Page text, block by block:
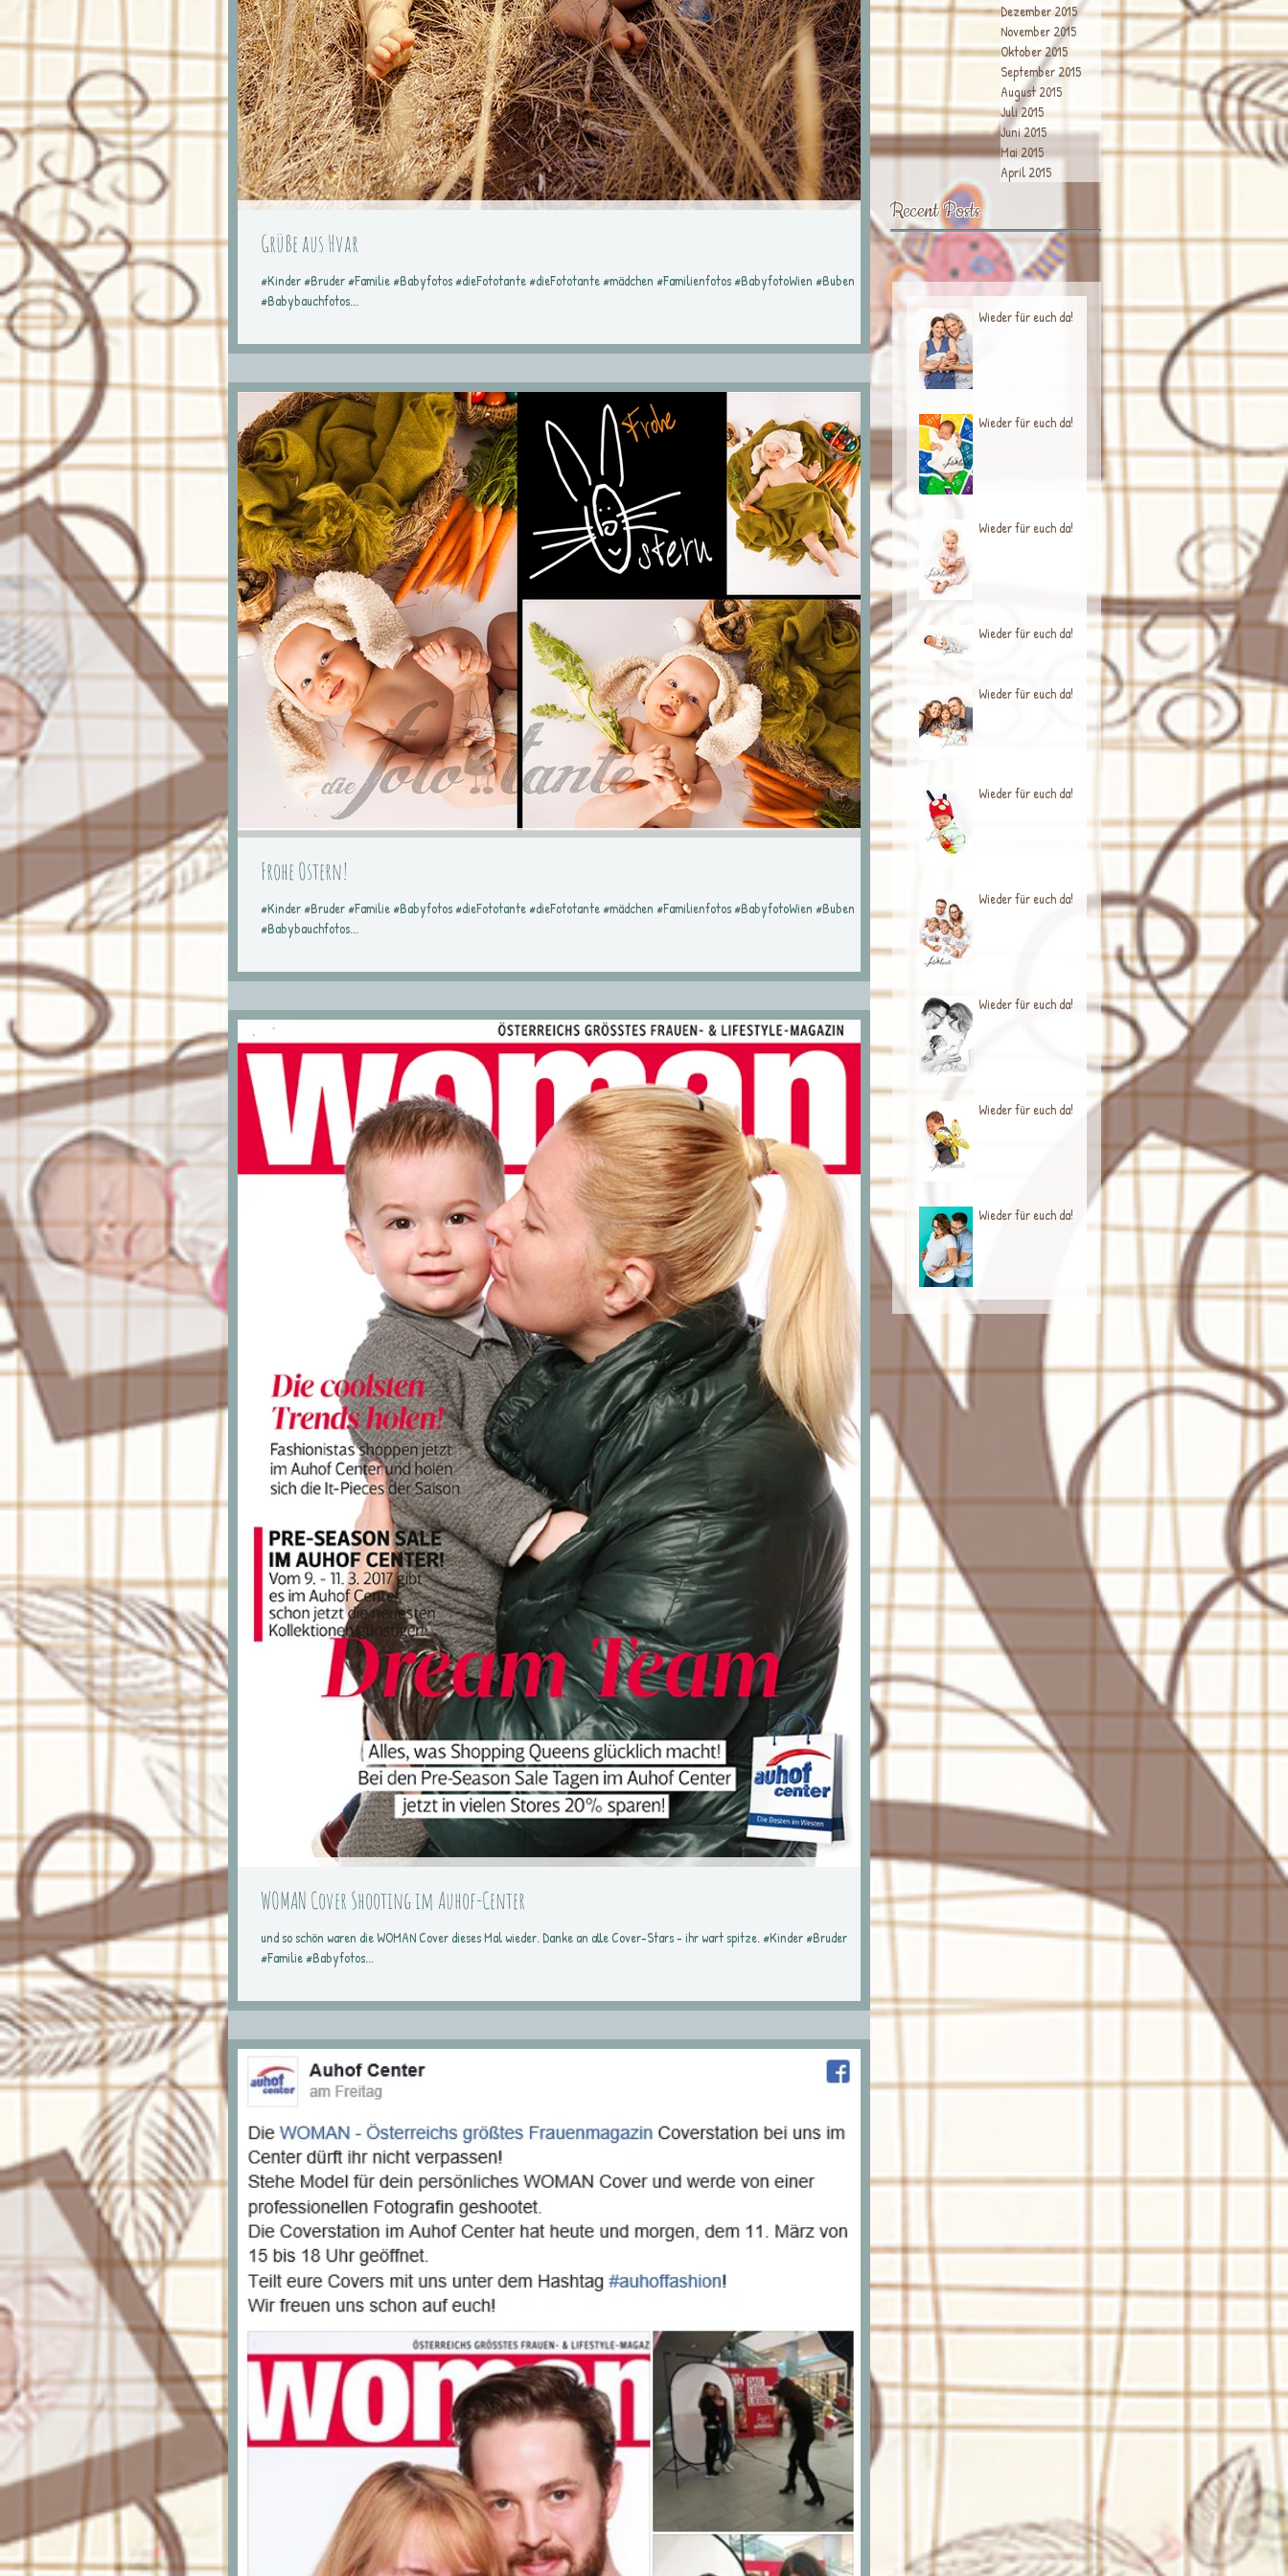
Grüße aus Hvar
#Kinder #Bruder #Familie #Babyfotos #dieFototante #dieFototante #mädchen #Familienfotos #BabyfotoWien #Buben
#Babybauchfotos...
Frohe Ostern!
#Kinder #Bruder #Familie #Babyfotos #dieFototante #dieFototante #mädchen #Familienfotos #BabyfotoWien #Buben
#Babybauchfotos...
WOMAN Cover Shooting im Auhof-Center
und so schön waren die WOMAN Cover dieses Mal wieder. Danke an alle Cover-Stars - ihr wart spitze. #Kinder #Bruder
#Familie #Babyfotos...
Dezember 2015
November 2015
Oktober 2015
September 2015
August 2015
Juli 2015
Juni 2015
Mai 2015
April 2015
Recent Posts
Wieder für euch da!
Wieder für euch da!
Wieder für euch da!
Wieder für euch da!
Wieder für euch da!
Wieder für euch da!
Wieder für euch da!
Wieder für euch da!
Wieder für euch da!
Wieder für euch da!